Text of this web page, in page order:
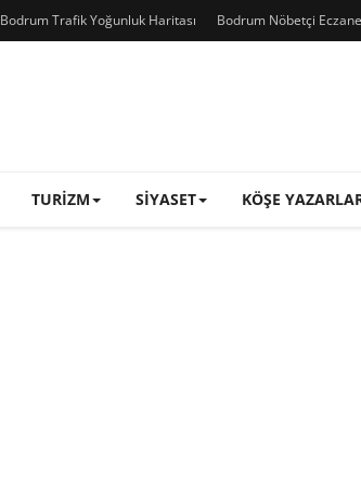
Bodrum Trafik Yoğunluk Haritası Bodrum Nöbetçi
TURIZM SIYASET KÖŞE